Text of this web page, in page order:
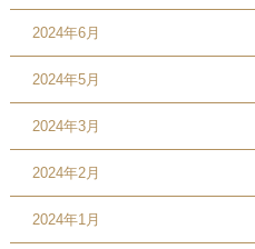
2024年6月
2024年5月
2024年3月
2024年2月
2024年1月